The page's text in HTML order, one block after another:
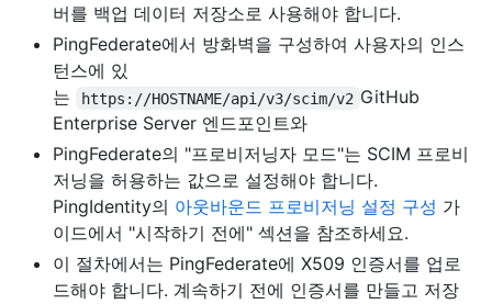
버를 백업 데이터 저장소로 사용해야 합니다.
PingFederate에서 방화벽을 구성하여 사용자의 인스
턴스에 있
는
https://HOSTNAME/api/v3/scim/v2 GitHub
Enterprise Server 엔드포인트와
PingFederate의 "프로비저닝자 모드"는 SCIM 프로비
저닝을 허용하는 값으로 설정해야 합니다.
PingIdentity의 아웃바운드 프로비저닝 설정 구성 가
이드에서 "시작하기 전에" 섹션을 참조하세요.
이 절차에서는 PingFederate에 X509 인증서를 업로
드해야 합니다. 계속하기 전에 인증서를 만들고 저장